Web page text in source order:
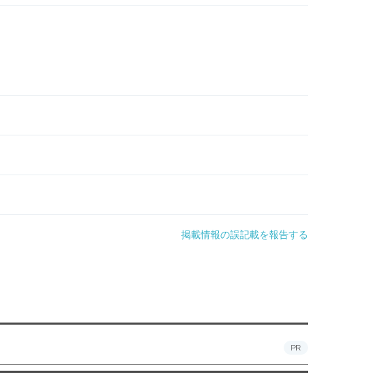
掲載情報の誤記載を報告する
PR